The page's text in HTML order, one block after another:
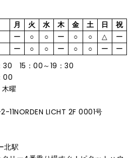
月 火 水 木 金 土 日
祝
ー ○ ○ ー ○ ○ △
ー
ー ○ ○ ー ○ ○ ー
ー
30 15：00～19：30
00
曜
11NORDEN LICHT 2F 0001号
北駅